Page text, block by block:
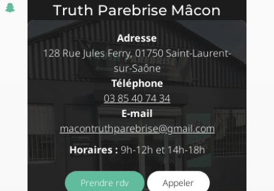
Truth Parebrise Mâcon
Adresse
128 Rue Jules Ferry, 01750 Saint-Laurent-
sur-Saône
Téléphone
03 85 40 74 34
E-mail
macontruthparebrise@gmail.com
Horaires :9h-12h et 14h-18h
Prendre rdv Appeler